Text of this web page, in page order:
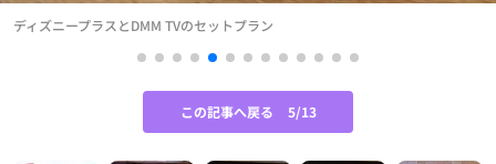
ディズニープラスとDMM TVのセットプラン
この記事へ戻る 5/13